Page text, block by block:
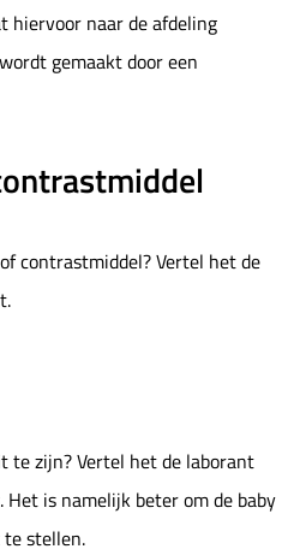
hiervoor naar de afdeling
gemaakt door een
contrastmiddel? Vertel het de
te zijn? Vertel het de laborant
is namelijk beter om de baby
stellen.